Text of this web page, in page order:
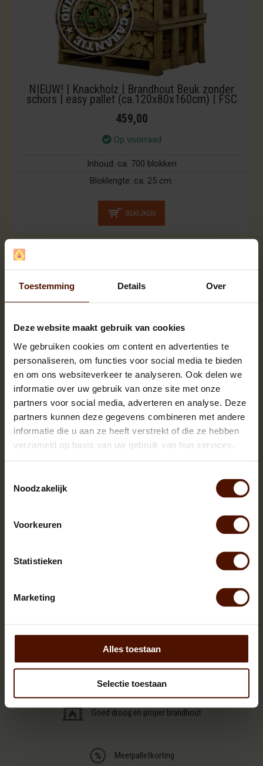
Toestemming Details Over
Deze website maakt gebruik van cookies
We gebruiken cookies om content en advertenties te
personaliseren, om functies voor social media te bieden
en om ons websiteverkeer te analyseren. Ook delen we
informatie over uw gebruik van onze site met onze
partners voor social media, adverteren en analyse. Deze
partners kunnen deze gegevens combineren met andere
informatie die u aan ze heeft verstrekt of die ze hebben
verzameld op basis van uw gebruik van hun services.
Noodzakelijk
Voorkeuren
Statistieken
Marketing
Alles toestaan
Selectie toestaan
NIEUW! | Knackholz | Brandhout Beuk zonder
schors | easy pallet (ca.120x80x160cm) | FSC
459,00
Op voorraad
Inhoud: ca. 700 blokken
Bloklengte: ca. 25 cm.
BEKIJKEN
NIEUW! | Knackholz | Brandhout Beuk zonder
Weergeven 1 t/m 3 van in totaal 3
Goed droog en proper brandhout
Meerpalletkorting